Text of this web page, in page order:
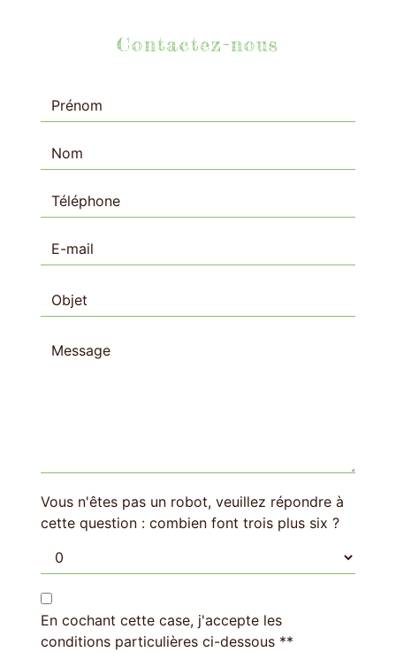
Contactez-nous
Vous n'êtes pas un robot, veuillez répondre à
cette question : combien font trois plus six ?
En cochant cette case, j'accepte les
conditions particulières ci-dessous **